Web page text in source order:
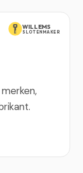
WILLEMS
SLOTENMAKER